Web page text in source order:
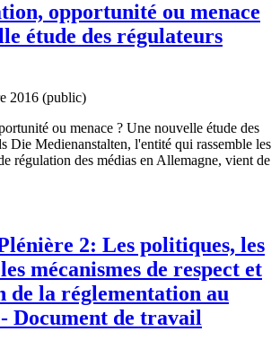
opportunité ou menace
étude des régulateurs
2016 (public)
ou menace ? Une nouvelle étude des
Die Medienanstalten, l'entité qui rassemble les
régulation des médias en Allemagne, vient de
2: Les politiques, les
mécanismes de respect et
de la réglementation au
Document de travail